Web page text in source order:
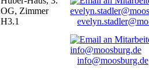
OG, Zimmer
H3.1
info@moosburg.de